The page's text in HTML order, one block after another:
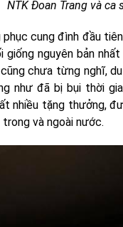
NTK Đoan Trang và ca
phục cung đình đầu
nguyên bản
chưa từng nghĩ,
như đã bị bụi thời
nhiều tặng thưởng,
và ngoài nước.